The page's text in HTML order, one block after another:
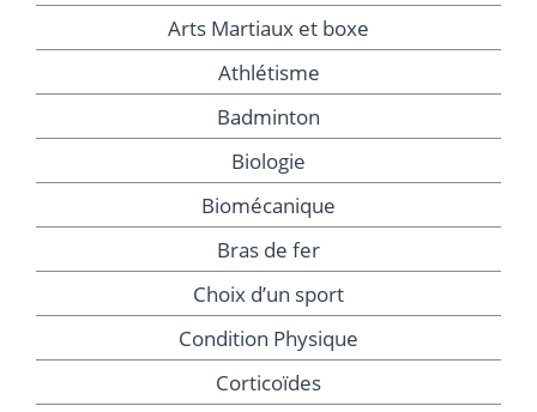
Arts Martiaux et boxe
Athlétisme
Badminton
Biologie
Biomécanique
Bras de fer
Choix d’un sport
Condition Physique
Corticoïdes